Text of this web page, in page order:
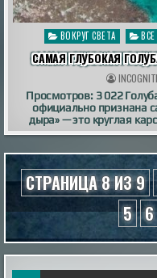
Опубликовано
в
ВОКРУГ СВЕТА
САМАЯ ГЛУБОКАЯ
Просмотров: 3 022
официально признана
дыра» — это круглая
СТРАНИЦА 8 ИЗ 9
5 6